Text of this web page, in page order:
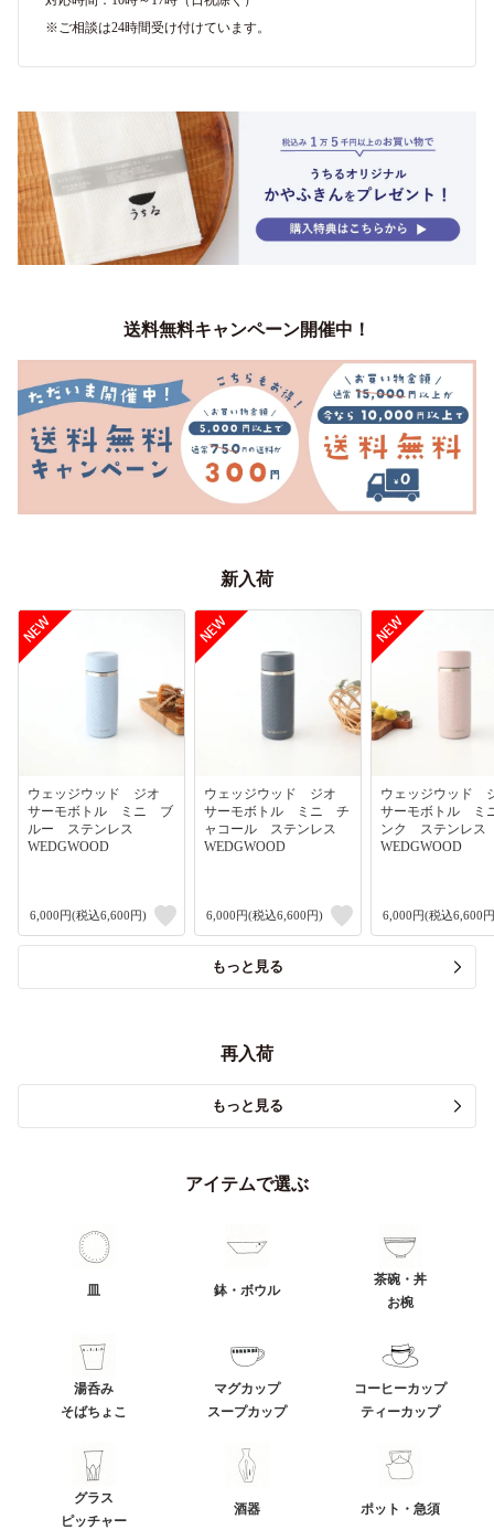
※ご相談は24時間受け付けています。
送料無料キャンペーン開催中！
新入荷
ウェッジウッド ジオ
サーモボトル ミニ ブ
ルー ステンレス
WEDGWOOD
6,000円(税込6,600円)
ウェッジウッド ジオ
サーモボトル ミニ チ
ャコール ステンレス
WEDGWOOD
6,000円(税込6,600円)
ウェッジウッド
サーモボトル
ンク ステンレ
WEDGWOOD
6,000円(税込6,600
もっと見る
再入荷
もっと見る
アイテムで選ぶ
皿 鉢・ボウル
茶碗・丼
お椀
湯呑み
そばちょこ
マグカップ
スープカップ
コーヒーカップ
ティーカップ
グラス
ピッチャー
酒器 ポット・急須